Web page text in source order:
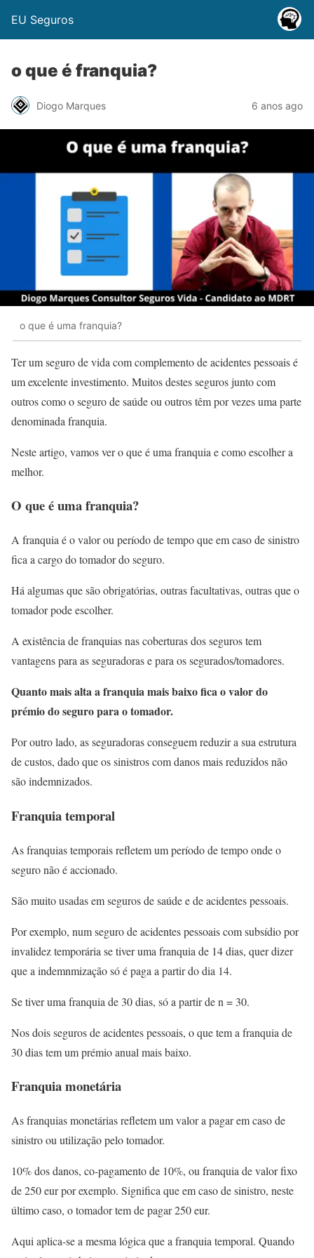
EU Seguros
o que é franquia?
Diogo Marques 6 anos ago
o que é uma franquia?
Ter um seguro de vida com complemento de acidentes pessoais é
um excelente investimento. Muitos destes seguros junto com
outros como o seguro de saúde ou outros têm por vezes uma parte
denominada franquia.
Neste artigo, vamos ver o que é uma franquia e como escolher a
melhor.
O que é uma franquia?
A franquia é o valor ou período de tempo que em caso de sinistro
fica a cargo do tomador do seguro.
Há algumas que são obrigatórias, outras facultativas, outras que o
tomador pode escolher.
A existência de franquias nas coberturas dos seguros tem
vantagens para as seguradoras e para os segurados/tomadores.
Quanto mais alta a franquia mais baixo fica o valor do
prémio do seguro para o tomador.
Por outro lado, as seguradoras conseguem reduzir a sua estrutura
de custos, dado que os sinistros com danos mais reduzidos não
são indemnizados.
Franquia temporal
As franquias temporais refletem um período de tempo onde o
seguro não é accionado.
São muito usadas em seguros de saúde e de acidentes pessoais.
Por exemplo, num seguro de acidentes pessoais com subsídio por
invalidez temporária se tiver uma franquia de 14 dias, quer dizer
que a indemnmização só é paga a partir do dia 14.
Se tiver uma franquia de 30 dias, só a partir de n = 30.
Nos dois seguros de acidentes pessoais, o que tem a franquia de
30 dias tem um prémio anual mais baixo.
Franquia monetária
As franquias monetárias refletem um valor a pagar em caso de
sinistro ou utilização pelo tomador.
10% dos danos, co-pagamento de 10%, ou franquia de valor fixo
de 250 eur por exemplo. Significa que em caso de sinistro, neste
último caso, o tomador tem de pagar 250 eur.
Aqui aplica-se a mesma lógica que a franquia temporal. Quando